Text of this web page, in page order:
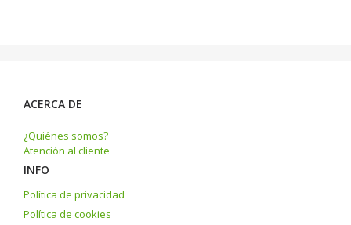
ACERCA DE
¿Quiénes somos?
Atención al cliente
INFO
Política de privacidad
Política de cookies